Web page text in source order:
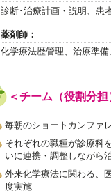
診断･治療計画・説明、患
薬剤師：
化学療法歴管理、治療準
＜チーム（役割分
毎朝のショートカンファ
それぞれの職種が診療科
いに連携・調整しながら
外来化学療法に関わる、
度実施